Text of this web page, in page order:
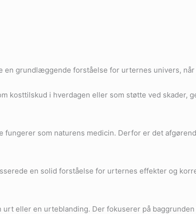
grundlæggende forståelse for urternes univers, når
kosttilskud i hverdagen eller som støtte ved
fungerer som naturens medicin. Derfor er det
en solid forståelse for urternes effekter og
eller en urteblanding. Der fokuserer på